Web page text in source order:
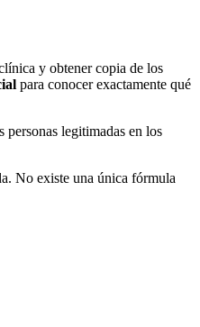
y obtener copia de los
para conocer exactamente qué
personas legitimadas en los
No existe una única fórmula